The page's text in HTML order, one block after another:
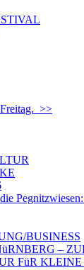
>>
BUSINESS
–
FüR